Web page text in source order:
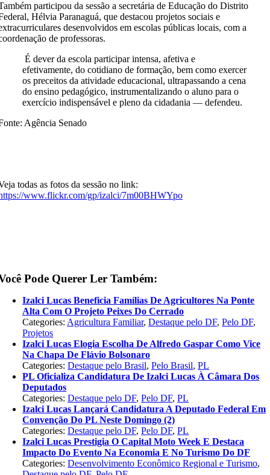
participou da sessão a secretária de Educação do Distrito
Hélvia Paranaguá, que destacou projetos sociais e
desenvolvidos em escolas públicas locais, com a
de professoras.
É dever da escola participar intensa, afetiva e
efetivamente, do cotidiano de formação, bem como exercer
os preceitos da atividade educacional, ultrapassando a cena
do ensino pedagógico, instrumentalizando o aluno para o
exercício indispensável e pleno da cidadania — defendeu.
Agência Senado
todas as fotos da sessão no link:
www.flickr.com/gp/izalci/7m00BHWYpo
Pode Querer Ler Também:
Izalci Lucas Beneficia Famílias De Agricultores Na Ponte
Alta Com O Projeto Peixes Do Cerrado
Categories: Agricultura Familiar,Destaque pelo DF,Pelo DF,
Projetos
Izalci Lucas Elogia Escolha De Alfredo Gaspar Como Vice
Na Chapa De Flávio Bolsonaro
Categories:Destaque pelo Brasil,Pelo Brasil,PL
PL Oficializa Candidatura De Izalci Lucas À Câmara Dos
Deputados
Categories:Destaque pelo DF,Pelo DF,PL
Izalci Lucas Lançará Candidatura A Deputado Federal Em
Convenção Do PL Neste Domingo (2)
Categories:Destaque pelo DF,Pelo DF,PL
Izalci Lucas Prestigia O Capital Moto Week E Destaca
Impacto Do Evento Na Economia E No Turismo Do DF
Categories:Desenvolvimento Econômico Regional e Turismo,